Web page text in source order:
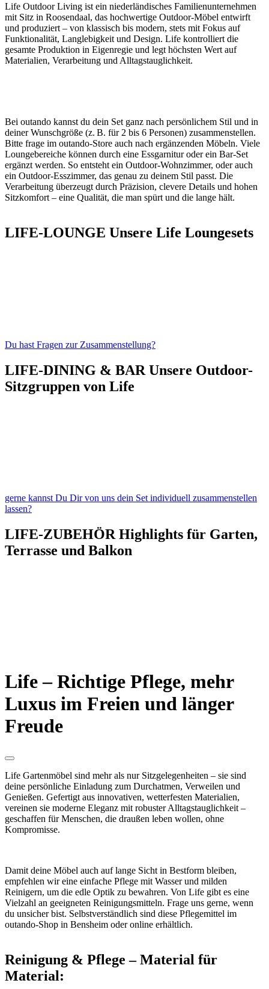
Life Outdoor Living ist ein niederländisches Familienunternehmen
mit Sitz in Roosendaal, das hochwertige Outdoor‑Möbel entwirft
und produziert – von klassisch bis modern, stets mit Fokus auf
Funktionalität, Langlebigkeit und Design. Life kontrolliert die
gesamte Produktion in Eigenregie und legt höchsten Wert auf
Materialien, Verarbeitung und Alltagstauglichkeit.
Bei outando kannst du dein Set ganz nach persönlichem Stil und in
deiner Wunschgröße (z. B. für 2 bis 6 Personen) zusammenstellen.
Bitte frage im outando-Store auch nach ergänzenden Möbeln. Viele
Loungebereiche können durch eine Essgarnitur oder ein Bar-Set
ergänzt werden. So entsteht ein Outdoor-Wohnzimmer, oder auch
ein Outdoor-Esszimmer, das genau zu deinem Stil passt. Die
Verarbeitung überzeugt durch Präzision, clevere Details und hohen
Sitzkomfort – eine Qualität, die man spürt und die lange hält.
LIFE-LOUNGE Unsere Life Loungesets
Du hast Fragen zur Zusammenstellung?
LIFE-DINING & BAR Unsere Outdoor-
Sitzgruppen von Life
gerne kannst Du Dir von uns dein Set individuell zusammenstellen
lassen?
LIFE-ZUBEHÖR Highlights für Garten,
Terrasse und Balkon
Life – Richtige Pflege, mehr
Luxus im Freien und länger
Freude
Life Gartenmöbel sind mehr als nur Sitzgelegenheiten – sie sind
deine persönliche Einladung zum Durchatmen, Verweilen und
Genießen. Gefertigt aus innovativen, wetterfesten Materialien,
vereinen sie moderne Eleganz mit robuster Alltagstauglichkeit –
geschaffen für Menschen, die draußen leben wollen, ohne
Kompromisse.
Damit deine Möbel auch auf lange Sicht in Bestform bleiben,
empfehlen wir eine einfache Pflege mit Wasser und milden
Reinigern, um die edle Optik zu bewahren. Von Life gibt es eine
Vielzahl an geeigneten Reinigungsmitteln. Frage uns gerne, wenn
du unsicher bist. Selbstverständlich sind diese Pflegemittel im
outando-Shop in Bensheim oder online erhältlich.
Reinigung & Pflege – Material für
Material: